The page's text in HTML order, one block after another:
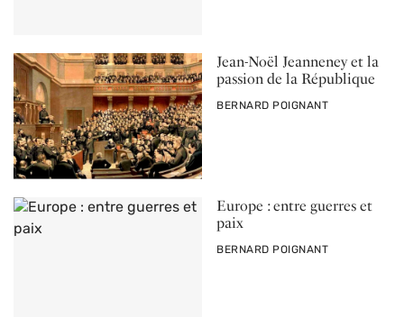
Jean-Noël Jeanneney et la
passion de la République
PAR
BERNARD POIGNANT
Europe : entre guerres et
paix
PAR
BERNARD POIGNANT